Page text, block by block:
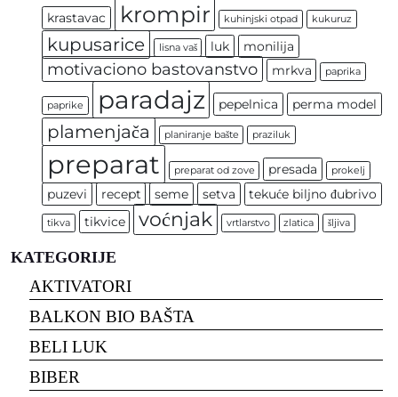
krastavac krompir kuhinjski otpad kukuruz
kupusarice lisna vaš luk monilija
motivaciono bastovanstvo mrkva paprika
paprike paradajz pepelnica perma model
plamenjača planiranje bašte praziluk
preparat preparat od zove presada prokelj
puzevi recept seme setva tekuće biljno đubrivo
tikva tikvice voćnjak vrtlarstvo zlatica šljiva
KATEGORIJE
AKTIVATORI
BALKON BIO BAŠTA
BELI LUK
BIBER